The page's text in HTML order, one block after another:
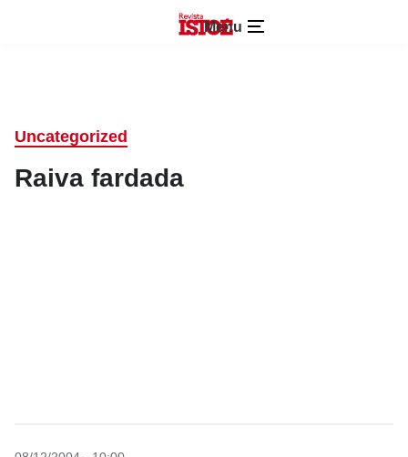
Menu
Uncategorized
Raiva fardada